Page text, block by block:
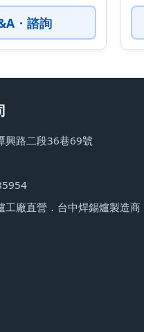
· 諮詢
興路二段36巷69號
工廠直營．台中焊錫爐製造商